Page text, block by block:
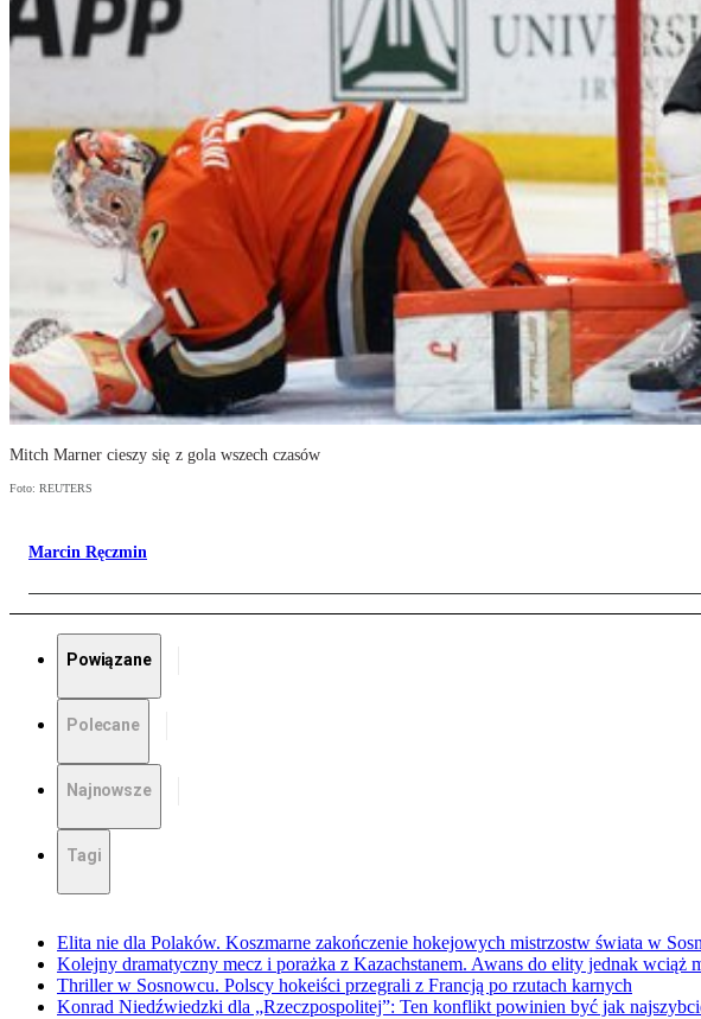
Mitch Marner cieszy się z gola wszech czasów
Foto: REUTERS
Marcin Ręczmin
Powiązane
Polecane
Najnowsze
Tagi
Elita nie dla Polaków. Koszmarne zakończenie hokejowych mistrzostw świata w
Kolejny dramatyczny mecz i porażka z Kazachstanem. Awans do elity jednak wciąż
Thriller w Sosnowcu. Polscy hokeiści przegrali z Francją po rzutach karnych
Konrad Niedźwiedzki dla „Rzeczpospolitej”: Ten konflikt powinien być jak